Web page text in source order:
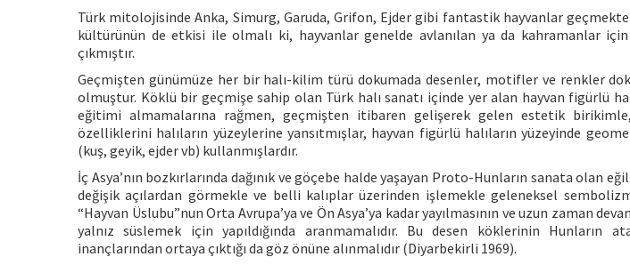
Türk mitolojisinde Anka, Simurg, Garuda, Grifon, Ejder gibi fantastik hayvanlar geçmekte
kültürünün de etkisi ile olmalı ki, hayvanlar genelde avlanılan ya da kahramanlar için
çıkmıştır.
Geçmişten günümüze her bir halı-kilim türü dokumada desenler, motifler ve renkler
olmuştur. Köklü bir geçmişe sahip olan Türk halı sanatı içinde yer alan hayvan figürlü
eğitimi almamalarına rağmen, geçmişten itibaren gelişerek gelen estetik
özelliklerini halıların yüzeylerine yansıtmışlar, hayvan figürlü halıların yüzeyinde
(kuş, geyik, ejder vb) kullanmışlardır.
İç Asya’nın bozkırlarında dağınık ve göçebe halde yaşayan Proto-Hunların sanata olan
değişik açılardan görmekle ve belli kalıplar üzerinden işlemekle geleneksel
“Hayvan Üslubu”nun Orta Avrupa’ya ve Ön Asya’ya kadar yayılmasının ve uzun zaman
yalnız süslemek için yapıldığında aranmamalıdır. Bu desen köklerinin Hunların
inançlarından ortaya çıktığı da göz önüne alınmalıdır (Diyarbekirli 1969).